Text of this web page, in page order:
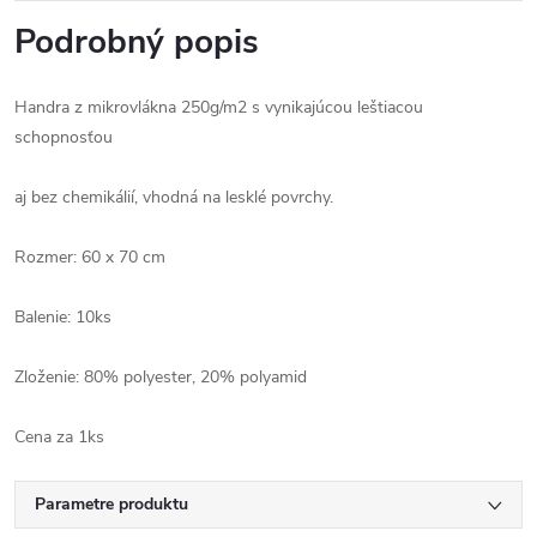
Podrobný popis
Handra z mikrovlákna 250g/m2 s vynikajúcou leštiacou
schopnosťou
aj bez chemikálií, vhodná na lesklé povrchy.
Rozmer: 60 x 70 cm
Balenie: 10ks
Zloženie: 80% polyester, 20% polyamid
Cena za 1ks
Parametre produktu